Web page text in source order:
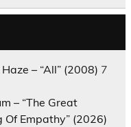
– “All” (2008) 7
– “The Great
Of Empathy” (2026)